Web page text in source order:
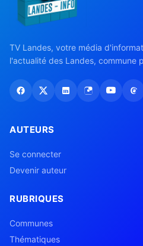
TV Landes, votre média
l'actualité des Landes, commune
AUTEURS
Se connecter
Devenir auteur
RUBRIQUES
Communes
Thématiques